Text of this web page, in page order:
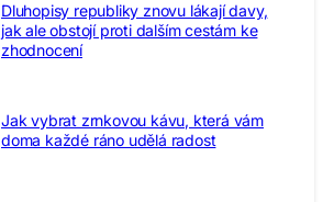
Dluhopisy republiky znovu lákají davy,
jak ale obstojí proti dalším cestám ke
zhodnocení
Jak vybrat zrnkovou kávu, která vám
doma každé ráno udělá radost